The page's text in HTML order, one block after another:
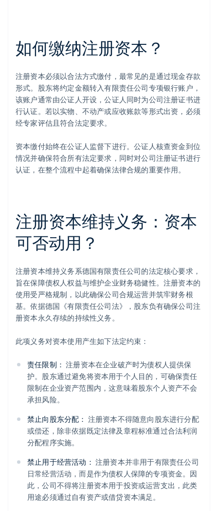
如何缴纳注册资本？
注册资本必须以合法方式缴付，最常见的是通过现金存款
形式。股东将约定金额转入有限责任公司专项银行账户，
该账户通常由公证人开设，公证人同时为公司注册证书进
行认证。若以实物、不动产或应收账款等形式出资，必须
经专家评估且符合法定要求。
资本缴付始终在公证人监督下进行。公证人核查资金到位
情况并确保符合所有法定要求，同时对公司注册证书进行
认证，在整个流程中起着确保法律合规的重要作用。
注册资本维持义务：资本
可否动用？
注册资本维持义务系德国有限责任公司的法定核心要求，
旨在保障债权人权益与维护企业财务稳健性。注册资本的
使用受严格规制，以此确保公司合规运营并筑牢财务根
基。依据德国《有限责任公司法》，股东负有确保公司注
册资本永久存续的持续性义务。
此项义务对资本使用产生如下法定约束：
责任限制： 注册资本在企业破产时为债权人提供保
护。股东通过避免将资本用于个人目的，可确保责任
限制在企业资产范围内，这意味着股东个人资产不会
承担风险。
禁止向股东分配： 注册资本不得随意向股东进行分配
或偿还，除非依据既定法律及章程标准通过合法利润
分配程序实施。
禁止用于经营活动： 注册资本并非用于有限责任公司
日常经营活动，而是作为债权人保障的专项资金。因
此，公司不得将注册资本用于投资或运营支出，此类
用途必须通过自有资产或借贷资本满足。